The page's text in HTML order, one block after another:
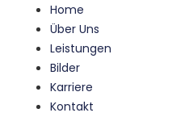
Home
Über Uns
Leistungen
Bilder
Karriere
Kontakt